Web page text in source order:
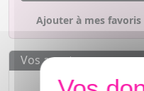
Ajouter à mes favoris
Vos avantages
Des prix